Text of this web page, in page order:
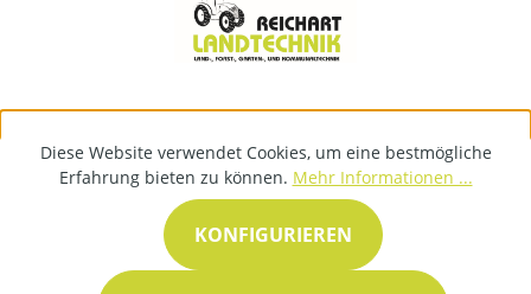
Diese Website verwendet Cookies, um eine bestmögliche
Erfahrung bieten zu können. Mehr Informationen ...
KONFIGURIEREN